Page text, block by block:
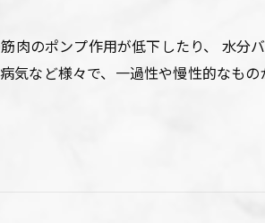
肉のポンプ作用が低下したり、 水分
気など様々で、一過性や慢性的なも